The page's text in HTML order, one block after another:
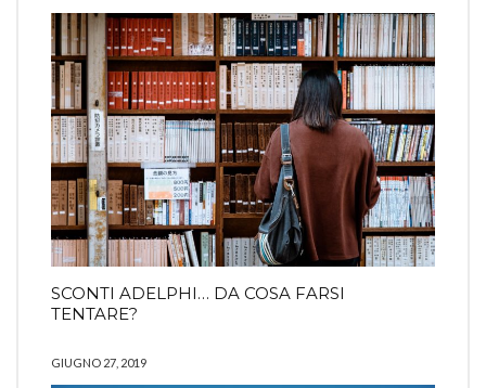
SCONTI ADELPHI… DA COSA FARSI
TENTARE?
GIUGNO 27, 2019